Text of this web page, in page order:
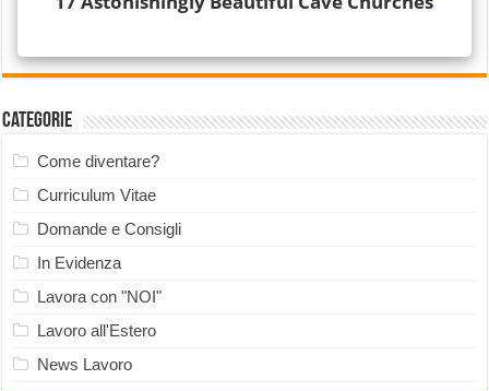
Categorie
Come diventare?
Curriculum Vitae
Domande e Consigli
In Evidenza
Lavora con "NOI"
Lavoro all'Estero
News Lavoro